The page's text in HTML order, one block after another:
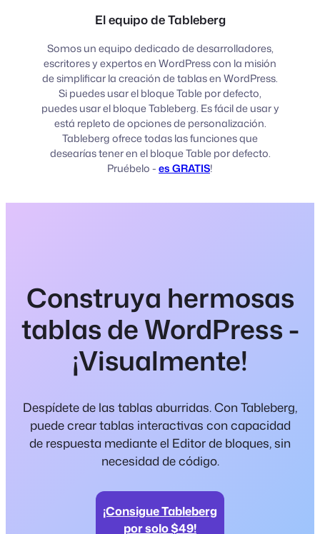
El equipo de Tableberg
Somos un equipo dedicado de desarrolladores,
escritores y expertos en WordPress con la misión
de simplificar la creación de tablas en WordPress.
Si puedes usar el bloque Table por defecto,
puedes usar el bloque Tableberg. Es fácil de usar y
está repleto de opciones de personalización.
Tableberg ofrece todas las funciones que
desearías tener en el bloque Table por defecto.
Pruébelo -es GRATIS!
Construya hermosas
tablas de WordPress -
¡Visualmente!
Despídete de las tablas aburridas. Con Tableberg,
puede crear tablas interactivas con capacidad
de respuesta mediante el Editor de bloques, sin
necesidad de código.
¡Consigue Tableberg
por solo $49!